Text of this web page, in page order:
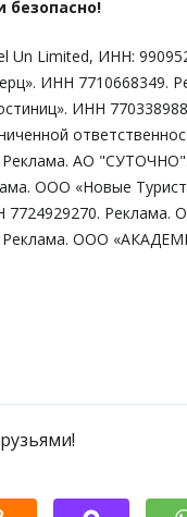
безопасно!
Un Limited, ИНН:
ИНН 7710668349.
ИНН
Реклама. АО
ООО «Новые
7724929270. Реклама.
Реклама. ООО